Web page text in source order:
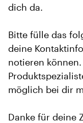
dich da.
Bitte fülle das
deine
notieren
möglich bei dir
Danke für deine